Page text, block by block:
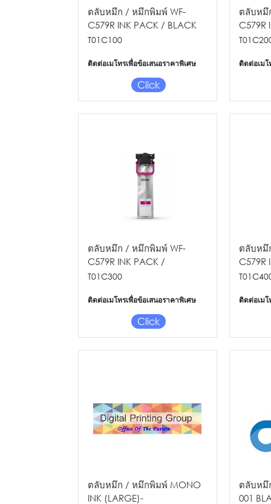
Click
ตลับหมึก / หมึกพิมพ์ WF-
C579R INK PACK / BLACK
STD
T01C100
ติดต่อเมโทรเพื่อข้อเสนอราคาพิเศษ
ตลับหมึ
C579R
STD
ติดต่อเมโ
Click
ตลับหมึก / หมึกพิมพ์ WF-
C579R INK PACK /
MAGENTA STD (5K)
T01C300
ติดต่อเมโทรเพื่อข้อเสนอราคาพิเศษ
ตลับหมึ
C579R
STD
ติดต่อเมโ
ตลับหมึก / หมึกพิมพ์ MONO
INK (LARGE)-
ตลับหมึ
001